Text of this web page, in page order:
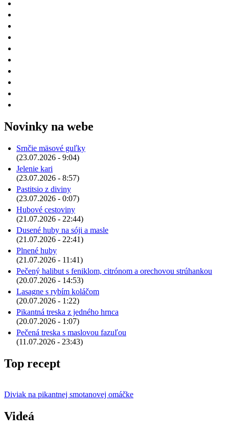
Novinky na webe
Srnčie mäsové guľky
(23.07.2026 - 9:04)
Jelenie kari
(23.07.2026 - 8:57)
Pastitsio z diviny
(23.07.2026 - 0:07)
Hubové cestoviny
(21.07.2026 - 22:44)
Dusené huby na sóji a masle
(21.07.2026 - 22:41)
Plnené huby
(21.07.2026 - 11:41)
Pečený halibut s feniklom, citrónom a orechovou strúhankou
(20.07.2026 - 14:53)
Lasagne s rybím koláčom
(20.07.2026 - 1:22)
Pikantná treska z jedného hrnca
(20.07.2026 - 1:07)
Pečená treska s maslovou fazuľou
(11.07.2026 - 23:43)
Top recept
Diviak na pikantnej smotanovej omáčke
Videá